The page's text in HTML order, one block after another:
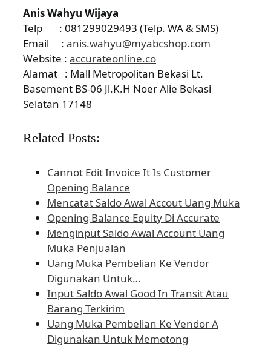
Anis Wahyu Wijaya
Telp : 081299029493 (Telp. WA & SMS)
Email : anis.wahyu@myabcshop.com
Website : accurateonline.co
Alamat : Mall Metropolitan Bekasi Lt.
Basement BS-06 Jl.K.H Noer Alie Bekasi
Selatan 17148
Related Posts:
Cannot Edit Invoice It Is Customer
Opening Balance
Mencatat Saldo Awal Accout Uang Muka
Opening Balance Equity Di Accurate
Menginput Saldo Awal Account Uang
Muka Penjualan
Uang Muka Pembelian Ke Vendor
Digunakan Untuk…
Input Saldo Awal Good In Transit Atau
Barang Terkirim
Uang Muka Pembelian Ke Vendor A
Digunakan Untuk Memotong